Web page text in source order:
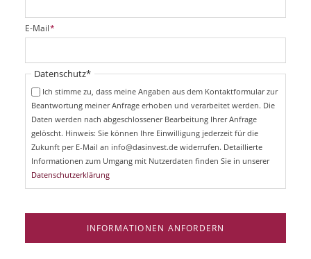
i
c
t
f
P
f
i
E-Mail*
Pflichtfeld
Datenschutz*
Ich stimme zu, dass meine Angaben aus dem Kontaktformular zur
Beantwortung meiner Anfrage erhoben und verarbeitet werden. Die
Daten werden nach abgeschlossener Bearbeitung Ihrer Anfrage
gelöscht. Hinweis: Sie können Ihre Einwilligung jederzeit für die
Zukunft per E-Mail an info@dasinvest.de widerrufen. Detaillierte
Informationen zum Umgang mit Nutzerdaten finden Sie in unserer
Datenschutzerklärung
INFORMATIONEN ANFORDERN